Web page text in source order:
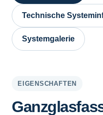
Technische
Systemgalerie
EIGENSCHAFTEN